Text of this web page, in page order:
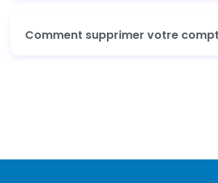
Comment supprimer votre